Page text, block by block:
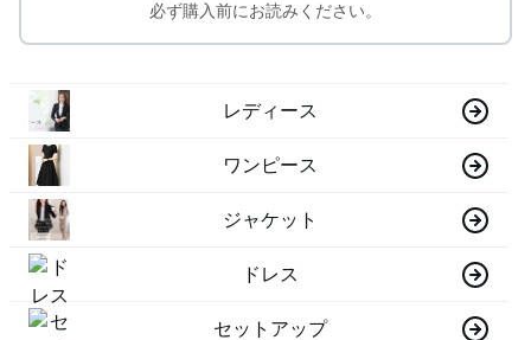
必ず購入前にお読みください。
レディース
ワンピース
ジャケット
ドレス
セットアップ